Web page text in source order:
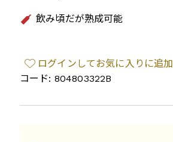
飲み頃だが熟成可能
ログインしてお気に入りに追加
コード: 804803322B